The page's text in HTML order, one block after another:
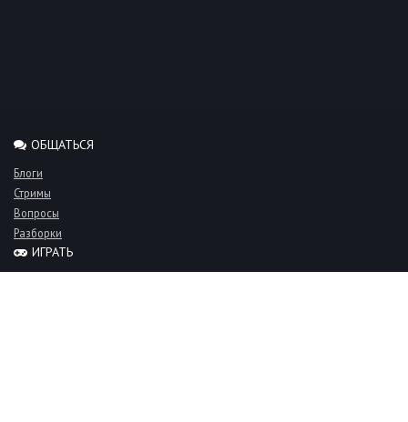
ОБЩАТЬСЯ
Блоги
Стримы
Вопросы
Разборки
ИГРАТЬ